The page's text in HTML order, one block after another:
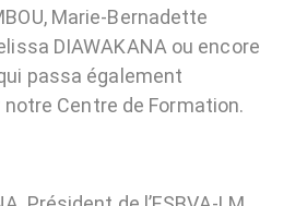
Marie-Bernadette
DIAWAKANA ou encore
passa également
Centre de Formation.